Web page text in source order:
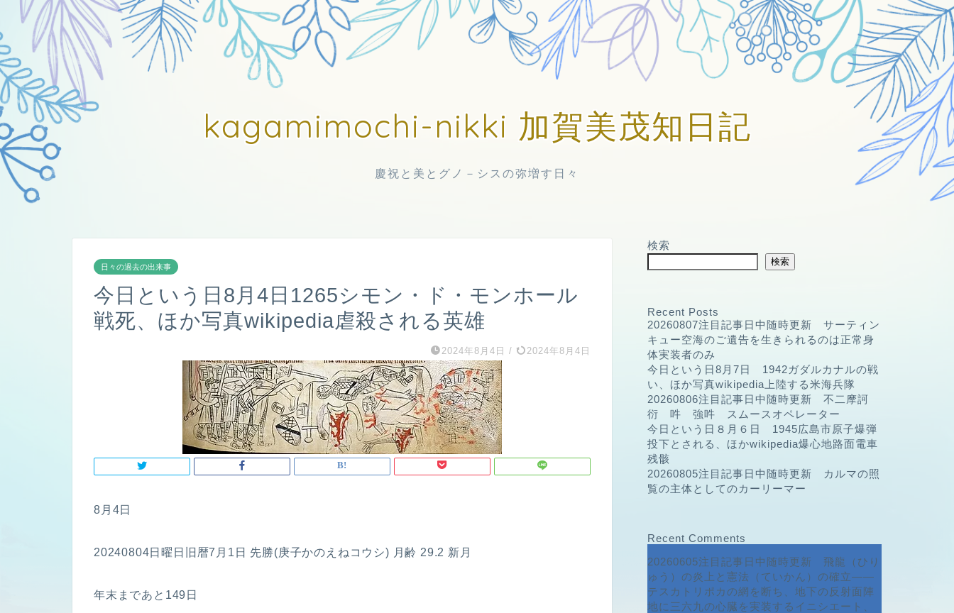
kagamimochi-nikki 加賀美茂知日記
慶祝と美とグノ－シスの弥増す日々
日々の過去の出来事
今日という日8月4日1265シモン・ド・モンホール
戦死、ほか写真wikipedia虐殺される英雄
2024年8月4日 / 2024年8月4日
8月4日
20240804日曜日旧暦7月1日 先勝(庚子かのえねコウシ) 月齢 29.2 新月
年末まであと149日
検索
検索
Recent Posts
20260807注目記事日中随時更新 サーティン
キュー空海のご遺告を生きられるのは正常身
体実装者のみ
今日という日8月7日 1942ガダルカナルの戦
い、ほか写真wikipedia上陸する米海兵隊
20260806注目記事日中随時更新 不二摩訶
衍 吽 強吽 スムースオペレーター
今日という日８月６日 1945広島市原子爆弾
投下とされる、ほかwikipedia爆心地路面電車
残骸
20260805注目記事日中随時更新 カルマの照
覧の主体としてのカーリーマー
Recent Comments
20260605注目記事日中随時更新 飛龍（ひり
ゅう）の炎上と憲法（ていかん）の確立――
テスカトリポカの網を断ち、地下の反射面陣
地に三六九の心臓を実装するイニシエート、